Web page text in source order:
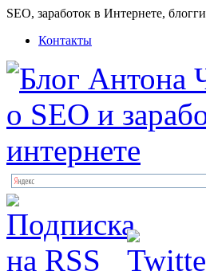
SEO, заработок в Интернете,
Контакты